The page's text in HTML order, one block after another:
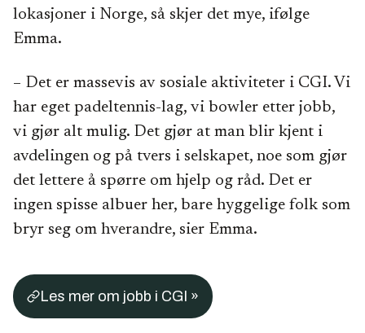
lokasjoner i Norge, så skjer det mye, ifølge
Emma.
– Det er massevis av sosiale aktiviteter i CGI. Vi
har eget padeltennis-lag, vi bowler etter jobb,
vi gjør alt mulig. Det gjør at man blir kjent i
avdelingen og på tvers i selskapet, noe som gjør
det lettere å spørre om hjelp og råd. Det er
ingen spisse albuer her, bare hyggelige folk som
bryr seg om hverandre, sier Emma.
Les mer om jobb i CGI »